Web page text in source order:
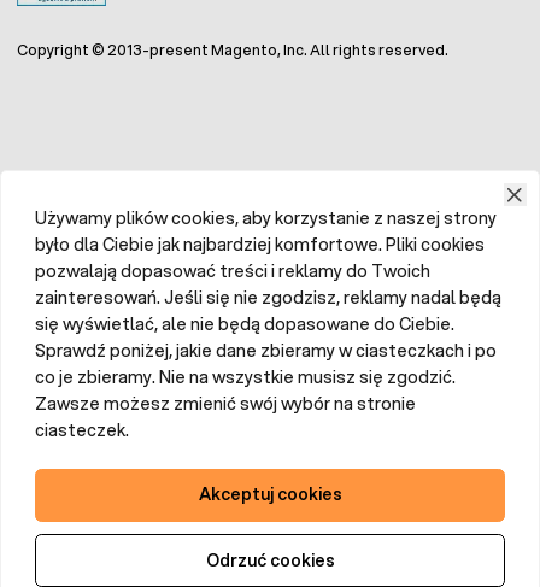
Copyright © 2013-present Magento, Inc. All rights reserved.
Używamy plików cookies, aby korzystanie z naszej strony
było dla Ciebie jak najbardziej komfortowe. Pliki cookies
pozwalają dopasować treści i reklamy do Twoich
zainteresowań. Jeśli się nie zgodzisz, reklamy nadal będą
się wyświetlać, ale nie będą dopasowane do Ciebie.
Sprawdź poniżej, jakie dane zbieramy w ciasteczkach i po
co je zbieramy. Nie na wszystkie musisz się zgodzić.
Zawsze możesz zmienić swój wybór na stronie
ciasteczek.
Akceptuj cookies
Odrzuć cookies